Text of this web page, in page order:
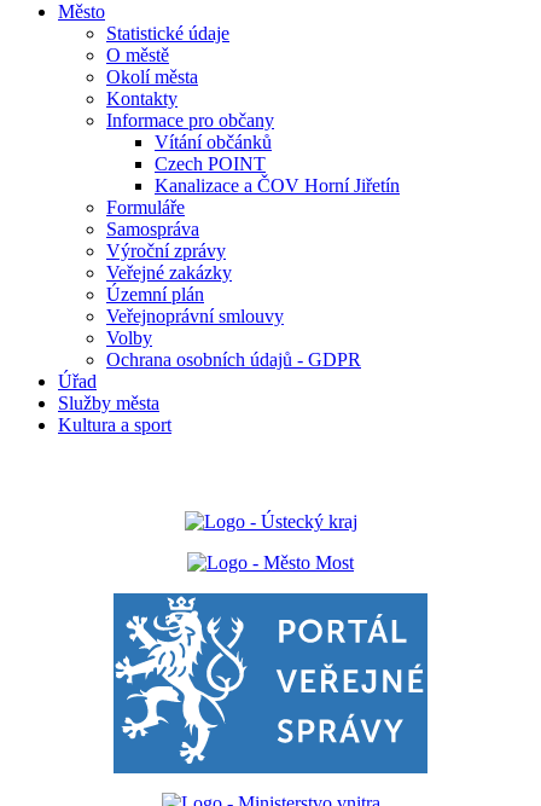
Město
Statistické údaje
O městě
Okolí města
Kontakty
Informace pro občany
Vítání občánků
Czech POINT
Kanalizace a ČOV Horní Jiřetín
Formuláře
Samospráva
Výroční zprávy
Veřejné zakázky
Územní plán
Veřejnoprávní smlouvy
Volby
Ochrana osobních údajů - GDPR
Úřad
Služby města
Kultura a sport